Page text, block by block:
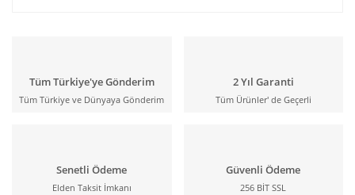
Tüm Türkiye'ye Gönderim
Tüm Türkiye ve Dünyaya Gönderim
2 Yıl Garanti
Tüm Ürünler' de Geçerli
Senetli Ödeme
Elden Taksit İmkanı
Güvenli Ödeme
256 BİT SSL